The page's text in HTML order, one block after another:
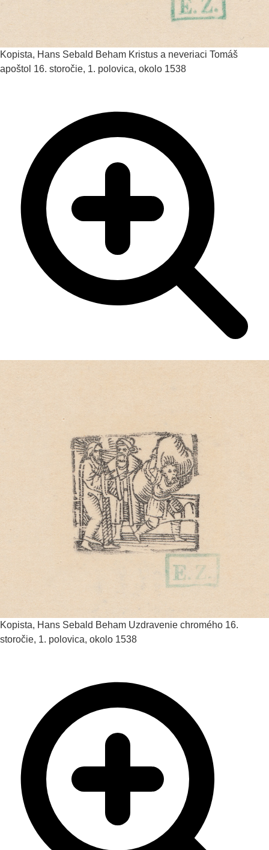
Kopista, Hans Sebald Beham Kristus a neveriaci Tomáš
apoštol 16. storočie, 1. polovica, okolo 1538
Kopista, Hans Sebald Beham Uzdravenie chromého 16.
storočie, 1. polovica, okolo 1538